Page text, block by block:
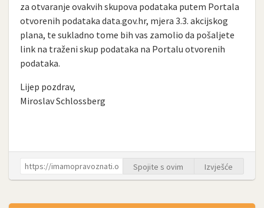
za otvaranje ovakvih skupova podataka putem Portala
otvorenih podataka data.gov.hr, mjera 3.3. akcijskog
plana, te sukladno tome bih vas zamolio da pošaljete
link na traženi skup podataka na Portalu otvorenih
podataka.
Lijep pozdrav,
Miroslav Schlossberg
Spojite s ovim Izvješće